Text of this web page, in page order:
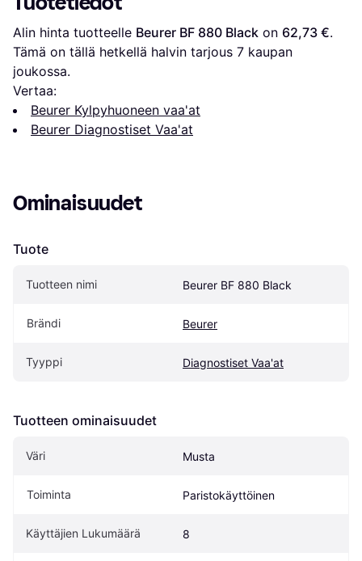
Alin hinta tuotteelle Beurer BF 880 Black on 62,73 €.
Tämä on tällä hetkellä halvin tarjous 7 kaupan
joukossa.
Vertaa:
Beurer Kylpyhuoneen vaa'at
Beurer Diagnostiset Vaa'at
Ominaisuudet
Tuote
Tuotteen nimi Beurer BF 880 Black
Brändi Beurer
Tyyppi Diagnostiset Vaa'at
Tuotteen ominaisuudet
Väri Musta
Toiminta Paristokäyttöinen
Käyttäjien Lukumäärä 8